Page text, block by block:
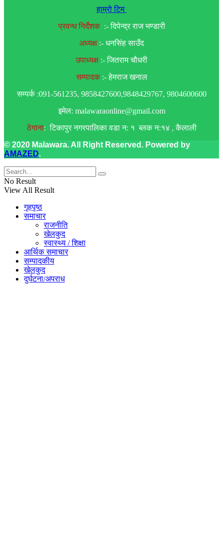
हाम्रो टिम
प्रवन्ध निर्देशक:- दिपेन्द्र राज भण्डारी
अध्यक्ष :- धनसिंह साउँद
उपाध्यक्ष :- जितराम चौधरी
सम्पादक:- हेमराज खनाल
सम्पर्क :091-561235, 9858427600,9848429767, 9804600600
इमेल: malawaraonline@gmail.com
ठेगाना: टिकापुर नगरपालिका वडा न: १ ब्लक न:१४ , कैलाली
© 2020 Malawara. All Right Reserved. Powered by
AMAZED.
No Result
View All Result
गृहपृष्ठ
समाचार
राजनीति
खेलकुद
स्वास्थ्य / शिक्षा
आर्थिक समाचार
सम्पादकीय
खेलकुद
दुर्घटना/अपराध